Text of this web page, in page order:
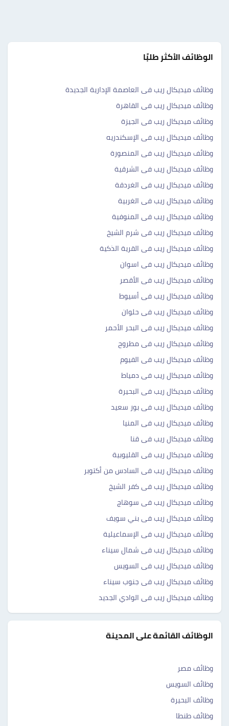
الوظائف الأكثر طلبًا
وظائف ميديكال ريب فى العاصمة الإدارية الجديدة
وظائف ميديكال ريب فى القاهرة
وظائف ميديكال ريب فى الجيزة
وظائف ميديكال ريب فى الإسكندريه
وظائف ميديكال ريب فى المنصورة
وظائف ميديكال ريب فى الشرقية
وظائف ميديكال ريب فى الغردقة
وظائف ميديكال ريب فى الغربية
وظائف ميديكال ريب فى المنوفية
وظائف ميديكال ريب فى شرم الشيخ
وظائف ميديكال ريب فى القرية الذكية
وظائف ميديكال ريب فى اسوان
وظائف ميديكال ريب فى الأقصر
وظائف ميديكال ريب فى أسيوط
وظائف ميديكال ريب فى حلوان
وظائف ميديكال ريب فى البحر الأحمر
وظائف ميديكال ريب فى مطروح
وظائف ميديكال ريب فى الفيوم
وظائف ميديكال ريب فى دمياط
وظائف ميديكال ريب فى البحيرة
وظائف ميديكال ريب فى بور سعيد
وظائف ميديكال ريب فى المنيا
وظائف ميديكال ريب فى قنا
وظائف ميديكال ريب فى القليوبية
وظائف ميديكال ريب فى السادس من أكتوبر
وظائف ميديكال ريب فى كفر الشيخ
وظائف ميديكال ريب فى سوهاج
وظائف ميديكال ريب فى بني سويف
وظائف ميديكال ريب فى الإسماعيلية
وظائف ميديكال ريب فى شمال سيناء
وظائف ميديكال ريب فى السويس
وظائف ميديكال ريب فى جنوب سيناء
وظائف ميديكال ريب فى الوادي الجديد
الوظائف القائمة على المدينة
وظائف مصر
وظائف السويس
وظائف البحيرة
وظائف طنطا